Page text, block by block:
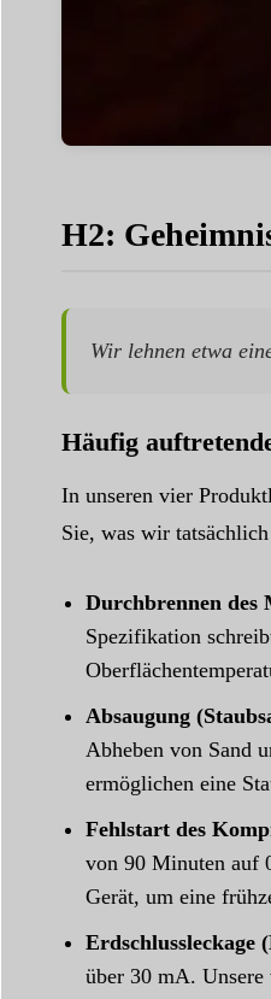
H2:
Wir lehnen etwa
Häufig
In unseren vier
Sie, was wir
Durchbrennen des
Spezifikation
Absaugung
Abheben von Sand
ermöglichen eine
Fehlstart des
von 90 Minuten auf
Gerät, um eine
Erdschlussleckage
über 30 mA. Unsere